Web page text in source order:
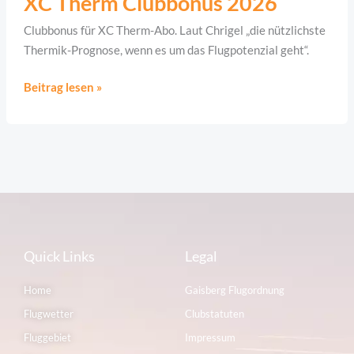
Clubbonus für XC Therm-Abo. Laut Chrigel „die nütz­lichs­te
Thermik-Prog­nose, wenn es um das Flug­po­ten­zial geht“.
Clubbonus
2026
Beitrag lesen »
Quick Links
Home
Flugwetter
Fluggebiet
Legal
Gaisberg Flugordnung
Clubstatuten
Impressum